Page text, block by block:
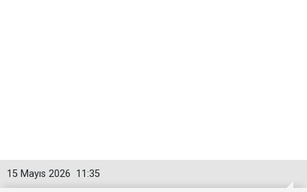
11:35
15 Mayıs 2026